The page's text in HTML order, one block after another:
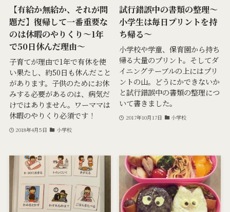
【有給か無給か、それが問
題だ】復帰して一番重要な
のは休暇のやりくり～1年
で50日休んだ理由～
子育てが理由で1年で有休を使
い果たし、約50日も休んだこと
があります。子供のためにお休
みする必要があるのは、病気だ
けではありません。ワーママは
休暇のやりくり必須です！
2018年4月5日 小学校
試行錯誤中の書類の整理〜
小学生は毎日プリントを持
ち帰る〜
小学校や学童、保育園から持ち
帰る大量のプリント。そしてダ
イニングテーブルの上にはプリ
ントの山。どうにかできないか
と試行錯誤中の書類の整理につ
いて書きました。
2017年10月17日 小学校